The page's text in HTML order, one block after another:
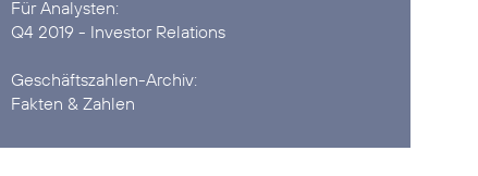
Q4 2019 - Investor Relations
Fakten & Zahlen